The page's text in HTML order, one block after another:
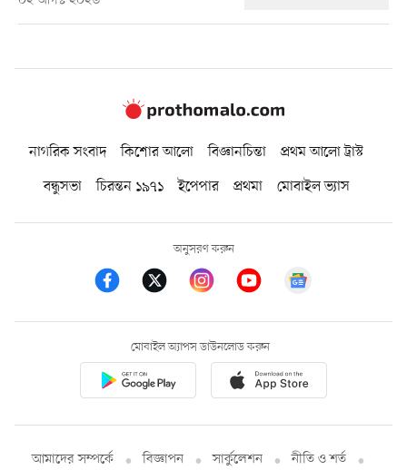
নাগরিক সংবাদ কিশোর আলো বিজ্ঞানচিন্তা
প্রথম আলো ট্রাস্ট
বন্ধুসভা
চিরন্তন ১৯৭১ ইপেপার প্রথমা মোবাইল ভ্যাস
অনুসরণ করুন
মোবাইল অ্যাপস ডাউনলোড করুন
আমাদের সম্পর্কে বিজ্ঞাপন সার্কুলেশন নীতি ও শর্ত